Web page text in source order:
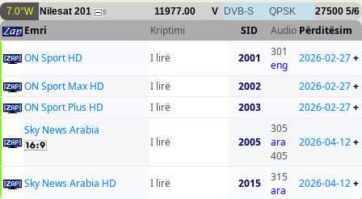
7.0°W Nilesat 201 5 11977.00 V DVB-S QPSK 27500 5/6
Emri Kriptimi SID Audio Përditësim
ON Sport HD
I lirë 2001
301
eng
2026-02-27+
ON Sport Max HD I lirë 2002 2026-02-27+
ON Sport Plus HD
I lirë 2003 2026-02-27+
Sky News Arabia
I lirë
2005
305
ara
405
2026-04-12+
Sky News Arabia HD I lirë 2015
315
ara
2026-04-12+